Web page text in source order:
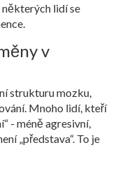
lidí se
v
strukturu mozku,
Mnoho lidí, kteří
- méně agresivní,
„představa“. To je